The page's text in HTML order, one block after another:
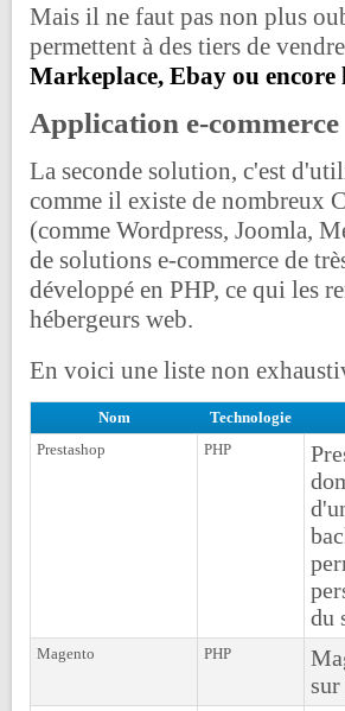
Mais il ne faut pas non plus
permettent à des tiers de
Markeplace, Ebay ou encore
Application e-commerce
La seconde solution, c'est
comme il existe de nombreux
(comme Wordpress, Joomla,
de solutions e-commerce de
développé en PHP, ce qui les
hébergeurs web.
En voici une liste non
Nom Technologie
Prestashop
PHP
du
Magento PHP